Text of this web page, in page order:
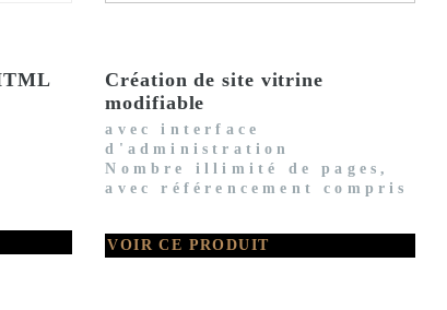
Création de site vitrine
modifiable
avec interface
d'administration
Nombre illimité de pages,
avec référencement compris
VOIR CE PRODUIT